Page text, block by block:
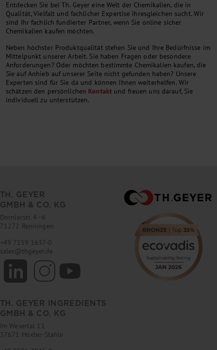
Entdecken Sie bei Th. Geyer eine Welt der Chemikalien, die in
Qualität, Vielfalt und fachlicher Expertise ihresgleichen sucht. Wir
sind Ihr fachlich fundierter Partner, wenn Sie online sicher
Chemikalien kaufen möchten.
Neben höchster Produktqualität stehen Sie und Ihre Bedürfnisse im
Mittelpunkt unserer Arbeit. Sie haben Fragen oder besondere
Anforderungen? Oder möchten bestimmte Chemikalien kaufen, die
Sie auf Anhieb auf unserer Seite nicht gefunden haben? Unsere
Experten sind für Sie da und können Ihnen weiterhelfen. Wir
schätzen den persönlichen Kontakt und freuen uns darauf, Sie
individuell zu unterstützen.
TH. GEYER
GMBH & CO. KG
Dornierstr. 4–6
71272 Renningen
+49 7159 1637-0
sales@thgeyer.de
TH. GEYER INGREDIENTS
GMBH & CO. KG
Im Wesertal 11
37671 Höxter-Stahle